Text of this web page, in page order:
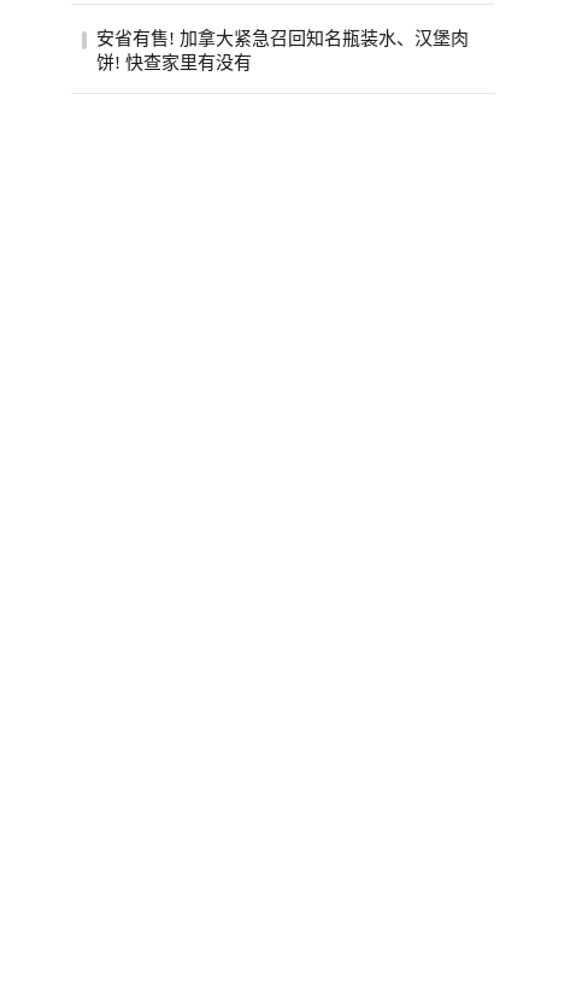
（r/CanadaJobs）上，一篇关于薪资断崖式
下跌的帖子引...
安省有售! 加拿大紧急召回知名瓶装水、汉堡肉
饼! 快查家里有没有